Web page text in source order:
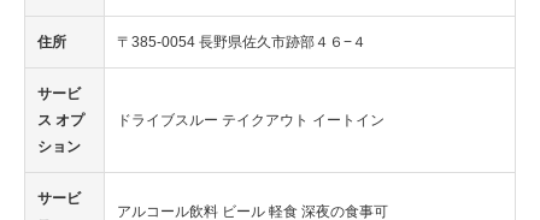
住所 〒385-0054 長野県佐久市跡部４６−４
サービ
ス オプ
ション
ドライブスルー テイクアウト イートイン
サービ
アルコール飲料 ビール 軽食 深夜の食事可